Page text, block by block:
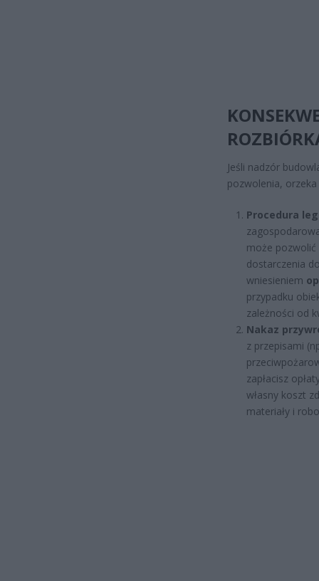
Jeśli nadzór
pozwolenia,
Procedura
może pozwolić
dostarczenia
wniesieniem
przypadku
zależności od
Nakaz
z przepisami
zapłacisz
własny koszt
materiały i